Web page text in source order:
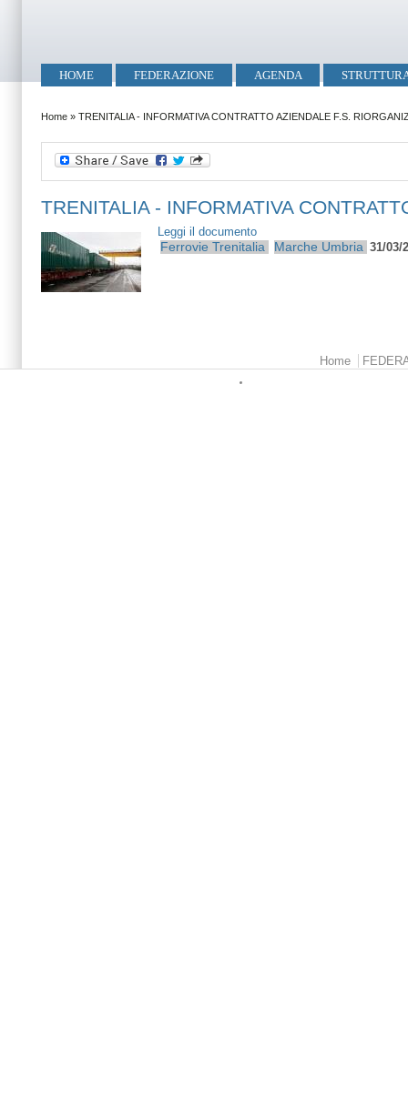
Menu principale
HOME FEDERAZIONE AGENDA
Tu sei qui
Home » TRENITALIA - INFORMATIVA CONTRATTO AZIENDALE F.S.
TRENITALIA - INFORMATIVA
Leggi il documento
Ferrovie Trenitalia Marche Umbria 31/03/
Home